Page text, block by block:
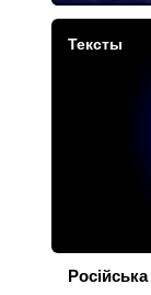
Тексты